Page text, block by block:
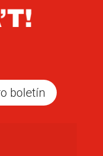
boletín